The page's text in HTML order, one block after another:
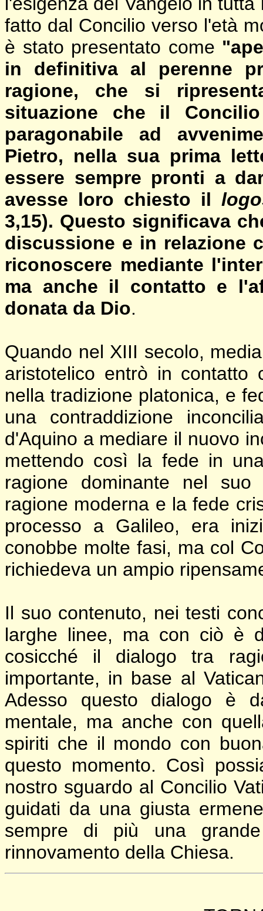
fatto dal Concilio verso l'età
è stato presentato come
in definitiva al perenne
ragione, che si
situazione che il
paragonabile ad
Pietro, nella sua prima
essere sempre pronti a
avesse loro chiesto il
3,15). Questo significava
discussione e in relazione
riconoscere mediante
ma anche il contatto e
donata da Dio.
Quando nel XIII secolo,
aristotelico entrò in contatto
nella tradizione platonica, e
una contraddizione
d'Aquino a mediare il nuovo
mettendo così la fede in
ragione dominante nel
ragione moderna e la fede
processo a Galileo, era
conobbe molte fasi, ma col
richiedeva un ampio
Il suo contenuto, nei testi
larghe linee, ma con ciò è
cosicché il dialogo tra
importante, in base al
Adesso questo dialogo è
mentale, ma anche con
spiriti che il mondo con
questo momento. Così
nostro sguardo al Concilio
guidati da una giusta
sempre di più una
rinnovamento della Chiesa.